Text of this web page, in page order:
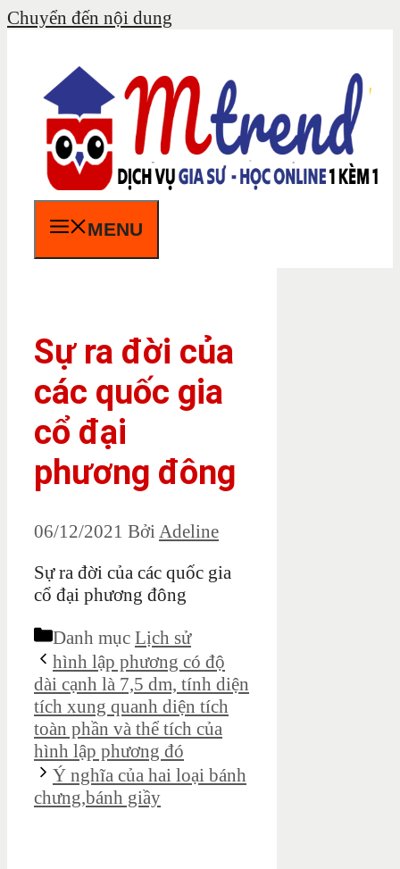
Chuyển đến nội dung
MENU
Sự ra đời của
các quốc gia
cổ đại
phương đông
06/12/2021 BởiAdeline
Sự ra đời của các quốc gia
cổ đại phương đông
Danh mục Lịch sử
hình lập phương có độ
dài cạnh là 7,5 dm, tính diện
tích xung quanh diện tích
toàn phần và thể tích của
hình lập phương đó
Ý nghĩa của hai loại bánh
chưng,bánh giầy